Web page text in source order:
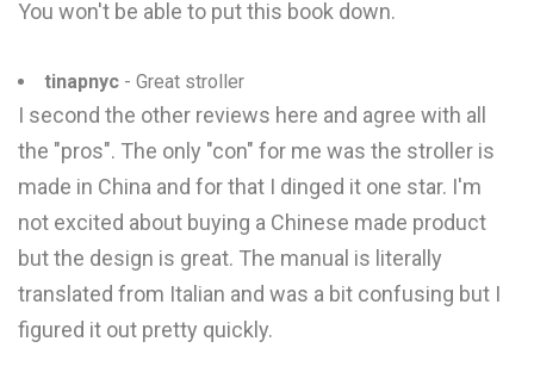
You won't be able to put this book down.
tinapnyc - Great stroller
I second the other reviews here and agree with all
the "pros". The only "con" for me was the stroller is
made in China and for that I dinged it one star. I'm
not excited about buying a Chinese made product
but the design is great. The manual is literally
translated from Italian and was a bit confusing but I
figured it out pretty quickly.